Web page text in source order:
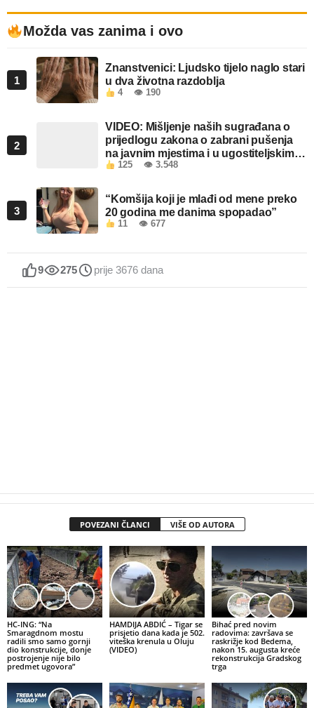
Možda vas zanima i ovo
1
Znanstvenici: Ljudsko tijelo naglo stari
u dva životna razdoblja
4 👁 190
2
VIDEO: Mišljenje naših sugrađana o
prijedlogu zakona o zabrani pušenja
na javnim mjestima i u ugostiteljskim
objektima u FBiH
125 👁 3.548
3
“Komšija koji je mlađi od mene preko
20 godina me danima spopadao”
11 👁 677
9 275 prije 3676 dana
POVEZANI ČLANCI VIŠE OD AUTORA
HC-ING: “Na
Smaragdnom mostu
radili smo samo gornji
dio konstrukcije, donje
postrojenje nije bilo
predmet ugovora”
HAMDIJA ABDIĆ – Tigar se
prisjetio dana kada je 502.
viteška krenula u Oluju
(VIDEO)
Bihać pred novim
radovima: završava se
raskrižje kod Bedema,
nakon 15. augusta kreće
rekonstrukcija Gradskog
trga